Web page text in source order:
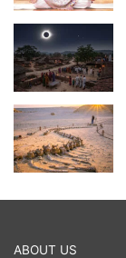
ABOUT US